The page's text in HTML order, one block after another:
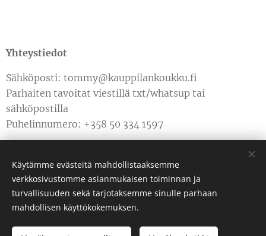
Yhteystiedot
Sähköposti: tommy@kauppilankoukku.fi
Parhaiten tavoitat viestillä txt/whatsup tai
sähköpostilla
Puhelinnumero: +358 50 334 1597
LuotuWebnodella Evästeet
Käytämme evästeitä mahdollistaaksemme
verkkosivustomme asianmukaisen toiminnan ja
turvallisuuden sekä tarjotaksemme sinulle parhaan
mahdollisen käyttökokemuksen.